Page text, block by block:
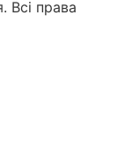
Всі права